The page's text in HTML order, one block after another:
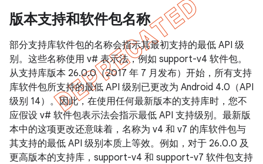
版本支持和软件包名称
部分支持库软件包的名称会指示其最初支持的最低 API 级
别。这些名称使用 v# 表示法，例如 support-v4 软件包。
从支持库版本 26.0.0（2017 年 7 月发布）开始，所有支持
库软件包所支持的最低 API 级别已更改为 Android 4.0（API
级别 14）。因此，在使用任何最新版本的支持库时，您不
应假设 v# 软件包表示法会指示最低 API 支持级别。 最新版
本中的这项更改还意味着，名称为 v4 和 v7 的库软件包与
其支持的最低 API 级别本质上等效。例如，对于 26.0.0 及
更高版本的支持库，support-v4 和 support-v7 软件包支持